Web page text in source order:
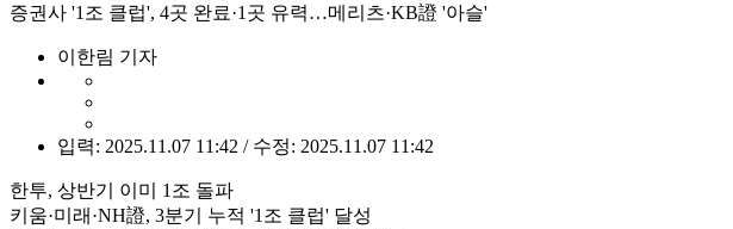
증권사 '1조 클럽', 4곳 완료·1곳 유력…메리츠·KB證 '아슬'
이한림 기자
입력: 2025.11.07 11:42 / 수정: 2025.11.07 11:42
한투, 상반기 이미 1조 돌파
키움·미래·NH證, 3분기 누적 '1조 클럽' 달성